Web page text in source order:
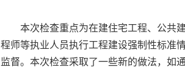
本次检查重点为在建住宅工程、公共建
程师等执业人员执行工程建设强制性标准
监督。本次检查采取了一些新的做法，如